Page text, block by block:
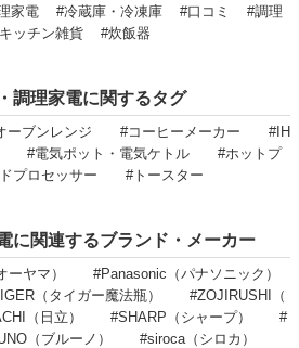
家電 #冷蔵庫・冷凍庫 #口コミ
#調理
ッチン雑貨 #炊飯器
調理家電に関するタグ
ーブンレンジ #コーヒーメーカー
#IH
#電気ポット・電気ケトル
#ホットプ
プロセッサー #トースター
に関連するブランド・メーカー
ヤマ）
#Panasonic（パナソニック）
（タイガー魔法瓶）
#ZOJIRUSHI（
（日立） #SHARP（シャープ）
#
（ブルーノ）
#siroca（シロカ）